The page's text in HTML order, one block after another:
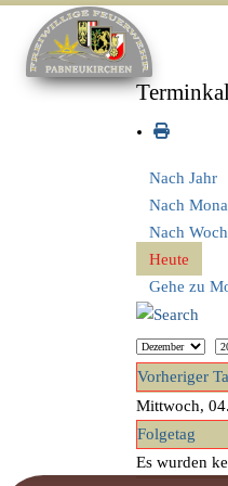
Nach Jahr
Nach
Nach
Heute
Gehe zu
Vorheriger
Mittwoch,
Folgetag
Es wurden